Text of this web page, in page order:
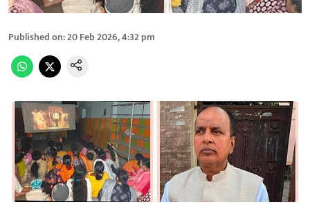
Published on:20 Feb 2026, 4:32 pm